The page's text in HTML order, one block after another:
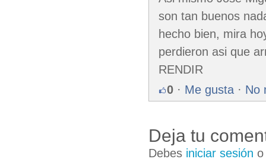
son tan buenos
hecho bien, mira
perdieron asi que
RENDIR
0 · Me gusta · No
Deja tu
Debes iniciar sesión